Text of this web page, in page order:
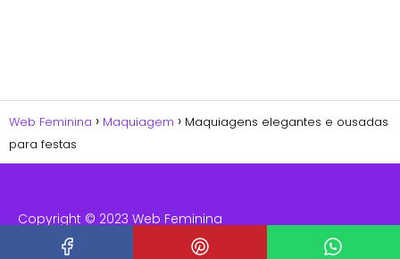
Web Feminina Maquiagem
Maquiagens elegantes e ousadas
para festas
Copyright © 2023 Web Feminina